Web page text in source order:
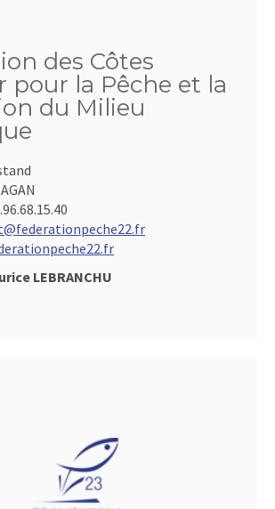
des Côtes
pour la Pêche et la
du Milieu
LEBRANCHU